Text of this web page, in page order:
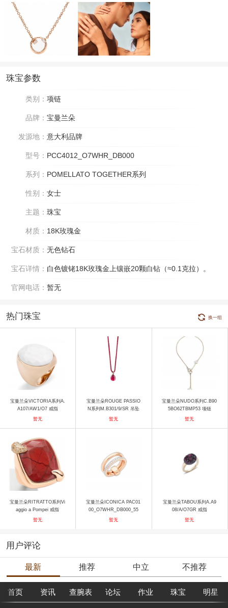
珠宝参数
类别： 项链
品牌： 宝曼兰朵
发源地： 意大利品牌
型号： PCC4012_O7WHR_DB000
系列： POMELLATO TOGETHER系列
性别： 女士
主题： 珠宝
材质： 18K玫瑰金
宝石材质： 无色钻石
宝石详情： 白色镀铑18K玫瑰金上镶嵌20颗白钻（≈0.1克拉）。
官网电话： 暂无
热门珠宝 换一组
宝曼兰朵VICTORIA系列A.
A107/AW1/O7 戒指
暂无
宝曼兰朵ROUGE PASSIO
N系列M.B301/9/SR 吊坠
暂无
宝曼兰朵NUDO系列C.B90
5BO62TBMP53 项链
暂无
宝曼兰朵RITRATTO系列Vi
aggio a Pompei 戒指
暂无
宝曼兰朵ICONICA PAC01
00_O7WHR_DB000_55
戒指
暂无
宝曼兰朵TABOU系列A.A9
08/A/O7GR 戒指
暂无
用户评论
最新 推荐 中立 不推荐
首页 资讯 查腕表 论坛 作业 珠宝 明星